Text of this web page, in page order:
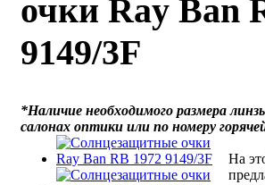
очки Ray Ban
9149/3F
*Наличие необходимого размера
салонах оптики или по номеру
На